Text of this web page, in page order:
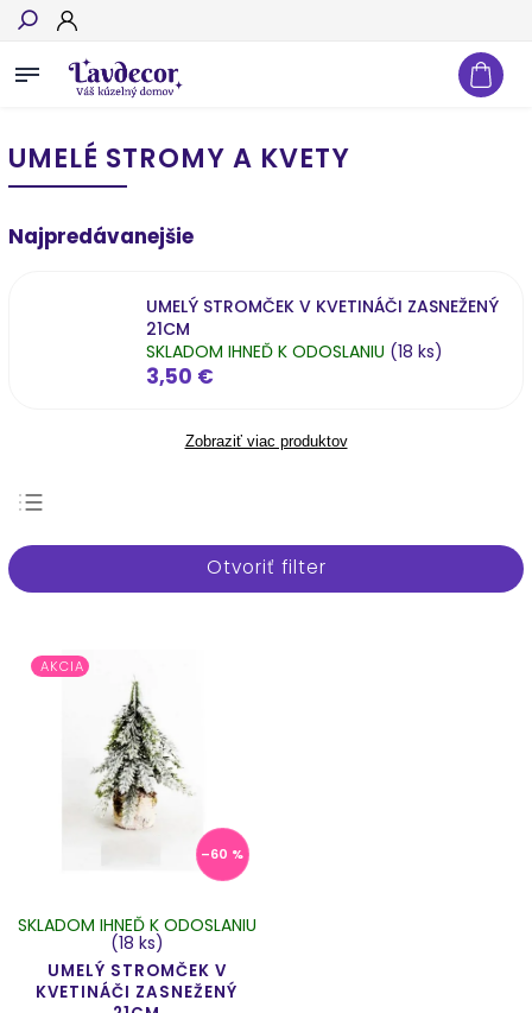
Hľadať
UMELÉ STROMY A KVETY
Najpredávanejšie
UMELÝ STROMČEK V KVETINÁČI ZASNEŽENÝ
21CM
SKLADOM IHNEĎ K ODOSLANIU (18 ks)
3,50 €
Zobraziť viac produktov
Najpredávanejšie
Abecedne
Otvoriť filter
AKCIA
–60 %
UMELÝ STROMČEK V
KVETINÁČI ZASNEŽENÝ
SKLADOM IHNEĎ K ODOSLANIU
(18 ks)